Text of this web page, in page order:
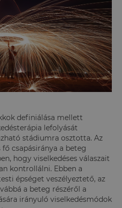
definiálása mellett
lefolyását
stádiumra osztotta. Az
fő csapásiránya a beteg
hogy viselkedéses válaszait
kontrollálni. Ebben a
épséget veszélyeztető, az
a beteg részéről a
irányuló viselkedésmódok